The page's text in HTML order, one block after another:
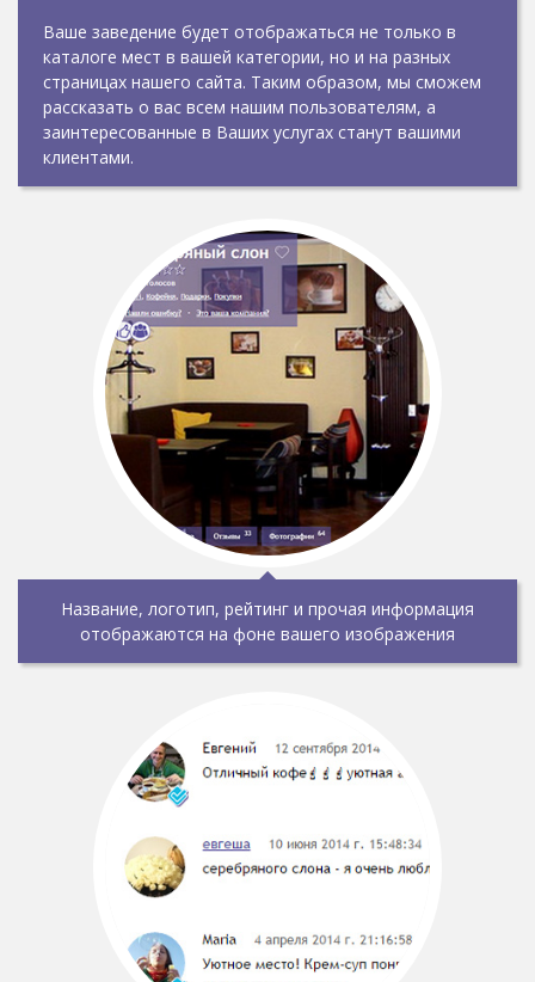
Ваше заведение будет отображаться не только в
каталоге мест в вашей категории, но и на разных
страницах нашего сайта. Таким образом, мы сможем
рассказать о вас всем нашим пользователям, а
заинтересованные в Ваших услугах станут вашими
клиентами.
Название, логотип, рейтинг и прочая информация
отображаются на фоне вашего изображения